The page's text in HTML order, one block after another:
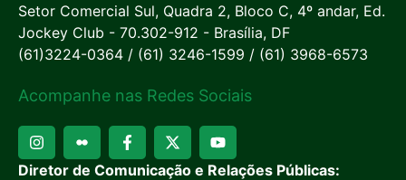
Setor Comercial Sul, Quadra 2, Bloco C, 4º andar, Ed.
Jockey Club - 70.302-912 - Brasília, DF
(61)3224-0364 / (61) 3246-1599 / (61) 3968-6573
Acompanhe nas Redes Sociais
Diretor de Comunicação e Relações Públicas: